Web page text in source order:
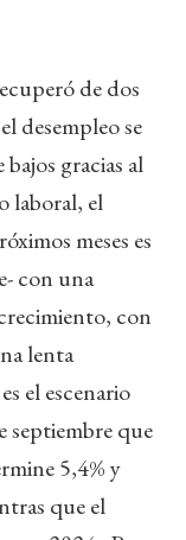
de dos
desempleo se
gracias al
laboral, el
meses es
con una
con
lenta
el escenario
septiembre que
5,4% y
que el